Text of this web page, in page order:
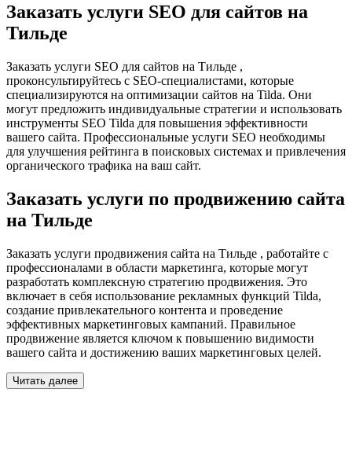
Заказать услуги SEO для сайтов на
Тильде
Заказать услуги SEO для сайтов на Тильде ,
проконсультируйтесь с SEO-специалистами, которые
специализируются на оптимизации сайтов на Tilda. Они
могут предложить индивидуальные стратегии и использовать
инструменты SEO Tilda для повышения эффективности
вашего сайта. Профессиональные услуги SEO необходимы
для улучшения рейтинга в поисковых системах и привлечения
органического трафика на ваш сайт.
Заказать услуги по продвижению сайта
на Тильде
Заказать услуги продвижения сайта на Тильде , работайте с
профессионалами в области маркетинга, которые могут
разработать комплексную стратегию продвижения. Это
включает в себя использование рекламных функций Tilda,
создание привлекательного контента и проведение
эффективных маркетинговых кампаний. Правильное
продвижение является ключом к повышению видимости
вашего сайта и достижению ваших маркетинговых целей.
Читать далее